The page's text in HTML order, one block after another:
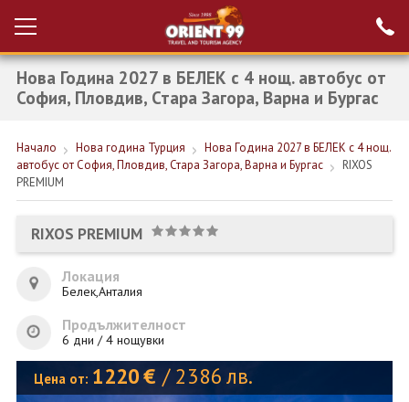
Вход за агенти
Проверка на
резервация
НОВА ГОДИНА ТУРЦИЯ
НОВА ГОДИНА
ПОЧИВКИ
КРУИЗИ
ЕКЗОТИКА
Нова Година 2027 в БЕЛЕК с 4 нощ. автобус от
София, Пловдив, Стара Загора, Варна и Бургас
Начало Нова година Турция
Нова Година 2027 в БЕЛЕК с 4 нощ.
автобус от София, Пловдив, Стара Загора, Варна и Бургас
RIXOS
PREMIUM
RIXOS PREMIUM
Локация
Белек,Анталия
Продължителност
6 дни / 4 нощувки
Цена от: 1220€ / 2386 лв.